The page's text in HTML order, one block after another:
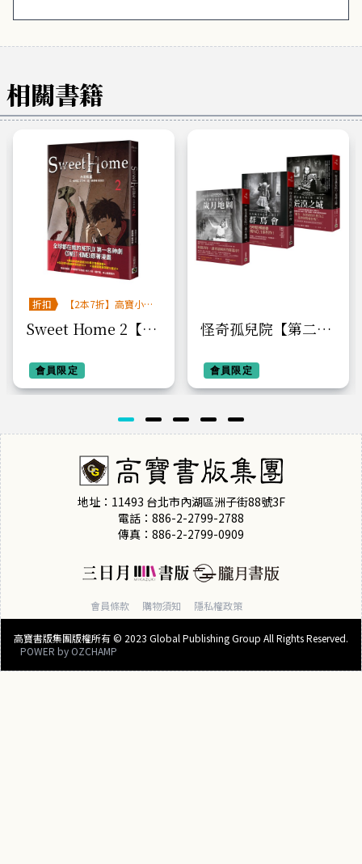
相關書籍
折扣
【2本7折】高寶小說
Sweet Home 2【作
冠軍韓劇同名原著漫
畫
會員限定
怪奇孤兒院【第二
會員限定
地址：11493 台北市內湖區洲子街88號3F
電話：886-2-2799-2788
傳真：886-2-2799-0909
會員條款 購物須知 隱私權政策
高寶書版集團版權所有 © 2023 Global Publishing Group All Rights Reserved.
POWER by OZCHAMP